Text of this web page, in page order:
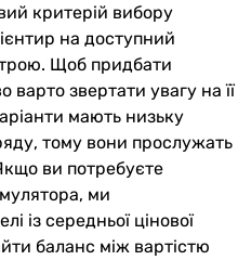
критерій вибору
на доступний
Щоб придбати
звертати увагу на її
мають низьку
тому вони прослужать
ви потребуєте
ми
із середньої цінової
баланс між вартістю